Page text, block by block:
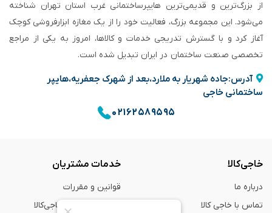
از بزرگ‌ترین و قدیمی‌ترین هایپرساختمانی‌ غرب استان تهران شناخته
می‌شود. این مجموعه بزرگ، فعالیت خود را از یک مغازه ابزارفروشی کوچک
آغاز کرد و با گسترش تدریجی خدمات و کالاها، امروز به یکی از مراجع
تخصصی صنعت ساختمان در ایران تبدیل شده است.
آدرس:جاده شهریار به ملارد،بعد از شهرک جعفریه،هایپر
ساختمانی خاجی
۰۲۱۶۲۵۸۹۵۹۵
خاجی‌کالا
درباره ما
تماس با خاجی کالا
خدمات مشتریان
قوانین و مقررات
راهنمای خرید از خاجی‌کالا